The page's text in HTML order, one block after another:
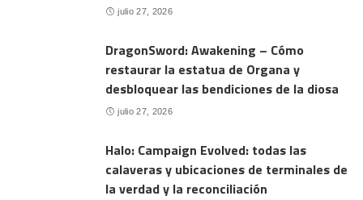
julio 27, 2026
DragonSword: Awakening – Cómo
restaurar la estatua de Organa y
desbloquear las bendiciones de la diosa
julio 27, 2026
Halo: Campaign Evolved: todas las
calaveras y ubicaciones de terminales de
la verdad y la reconciliación